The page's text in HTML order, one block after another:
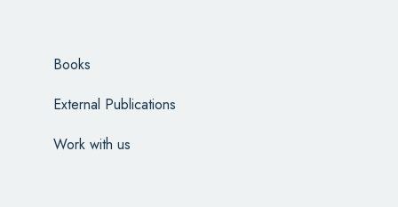
Books
External Publications
Work with us